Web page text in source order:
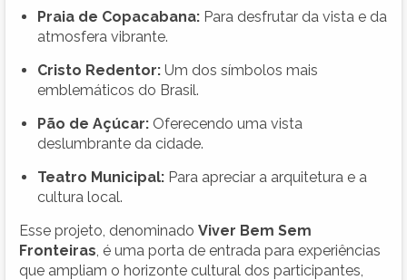
Praia de Copacabana: Para desfrutar da vista e da
atmosfera vibrante.
Cristo Redentor: Um dos símbolos mais
emblemáticos do Brasil.
Pão de Açúcar: Oferecendo uma vista
deslumbrante da cidade.
Teatro Municipal: Para apreciar a arquitetura e a
cultura local.
Esse projeto, denominado Viver Bem Sem
Fronteiras , é uma porta de entrada para experiências
que ampliam o horizonte cultural dos participantes,